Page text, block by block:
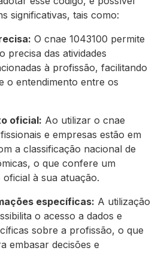
significativas, tais como:
O cnae 1043100 permite
precisa das atividades
à profissão, facilitando
o entendimento entre os
oficial: Ao utilizar o cnae
e empresas estão em
a classificação nacional de
o que confere um
à sua atuação.
específicas: A utilização
o acesso a dados e
sobre a profissão, o que
embasar decisões e